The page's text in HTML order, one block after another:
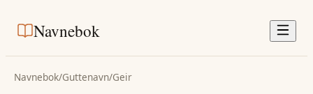
Navnebok
Navnebok/Guttenavn/Geir